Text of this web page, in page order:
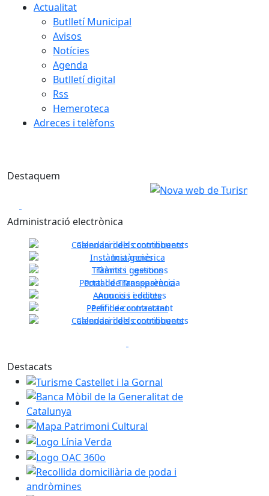
Actualitat
Butlletí Municipal
Avisos
Notícies
Agenda
Butlletí digital
Rss
Hemeroteca
Adreces i telèfons
Destaquem
Administració electrònica
Calendari dels contribuents
Instància genèrica
Tràmits i gestions
Portal de Transparència
Anuncis i edictes
Perfil de contractant
Previous
Calendari dels contribuents
Destacats
Turisme Castellet i la Gornal
Banca Mòbil de la Generalitat de Catalunya
Mapa Patrimoni Cultural
Logo Línia Verda
Logo OAC 360o
Recollida domiciliària de poda i andròmines